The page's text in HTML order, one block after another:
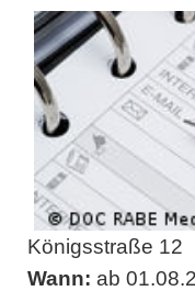
Königsstraße 12
Wann: ab